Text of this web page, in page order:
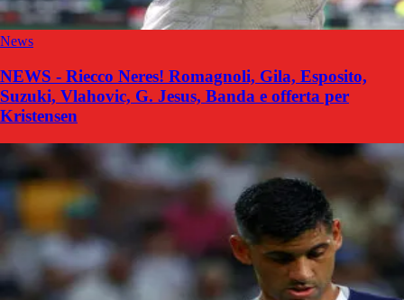
News
NEWS - Riecco Neres! Romagnoli, Gila, Esposito,
Suzuki, Vlahovic, G. Jesus, Banda e offerta per
Kristensen